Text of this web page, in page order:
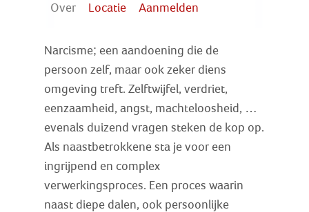
Over Locatie Aanmelden
Narcisme; een aandoening die de
persoon zelf, maar ook zeker diens
omgeving treft. Zelftwijfel, verdriet,
eenzaamheid, angst, machteloosheid, …
evenals duizend vragen steken de kop op.
Als naastbetrokkene sta je voor een
ingrijpend en complex
verwerkingsproces. Een proces waarin
naast diepe dalen, ook persoonlijke